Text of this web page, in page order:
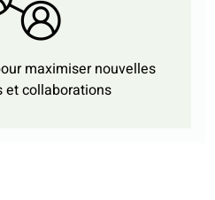
maximiser nouvelles
et collaborations